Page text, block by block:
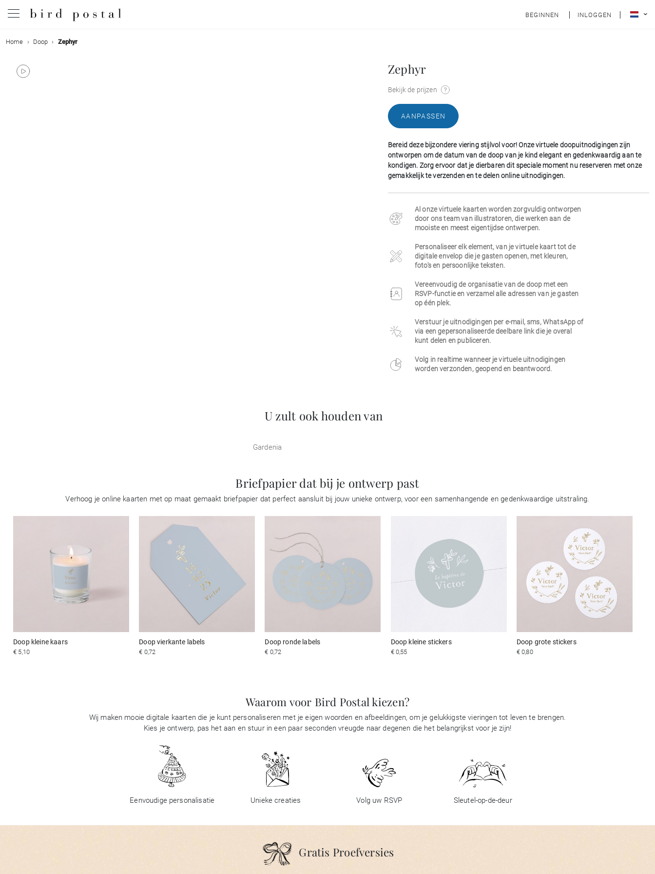
BEGINNEN INLOGGEN
Bruiloft
Geboorte
Home Doop Zephyr
Zephyr
Bekijk de prijzen
AANPASSEN
Bereid deze bijzondere viering stijlvol voor! Onze virtuele doopuitnodigingen zijn
ontworpen om de datum van de doop van je kind elegant en gedenkwaardig aan te
kondigen. Zorg ervoor dat je dierbaren dit speciale moment nu reserveren met onze
gemakkelijk te verzenden en te delen online uitnodigingen.
Al onze virtuele kaarten worden zorgvuldig ontworpen
door ons team van illustratoren, die werken aan de
mooiste en meest eigentijdse ontwerpen.
Personaliseer elk element, van je virtuele kaart tot de
digitale envelop die je gasten openen, met kleuren,
foto's en persoonlijke teksten.
Vereenvoudig de organisatie van de doop met een
RSVP-functie en verzamel alle adressen van je gasten
op één plek.
Verstuur je uitnodigingen per e-mail, sms, WhatsApp of
via een gepersonaliseerde deelbare link die je overal
kunt delen en publiceren.
Volg in realtime wanneer je virtuele uitnodigingen
worden verzonden, geopend en beantwoord.
U zult ook houden van
Gardenia
Briefpapier dat bij je ontwerp past
Verhoog je online kaarten met op maat gemaakt briefpapier dat perfect aansluit bij jouw unieke ontwerp, voor een samenhangende en gedenkwaardige uitstraling.
Doop kleine kaars
€ 5,10
Doop vierkante labels
€ 0,72
Doop ronde labels
€ 0,72
Doop kleine stickers
€ 0,55
Doop grote stickers
€ 0,80
Waarom voor Bird Postal kiezen?
Wij maken mooie digitale kaarten die je kunt personaliseren met je eigen woorden en afbeeldingen, om je gelukkigste vieringen tot leven te brengen.
Kies je ontwerp, pas het aan en stuur in een paar seconden vreugde naar degenen die het belangrijkst voor je zijn!
Eenvoudige personalisatie Unieke creaties Volg uw RSVP Sleutel-op-de-deur
Gratis Proefversies